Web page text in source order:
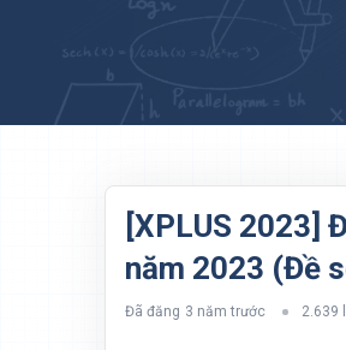
[XPLUS 2023]
năm 2023 (Đề
Đã đăng 3 năm trước 2.639